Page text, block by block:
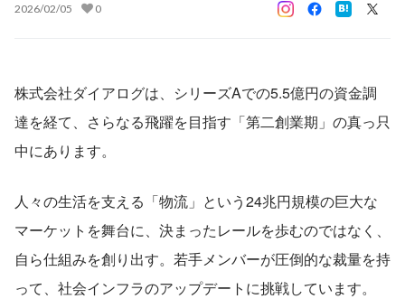
2026/02/05 0
株式会社ダイアログは、シリーズAでの5.5億円の資金調
達を経て、さらなる飛躍を目指す「第二創業期」の真っ只
中にあります。
人々の生活を支える「物流」という24兆円規模の巨大な
マーケットを舞台に、決まったレールを歩むのではなく、
自ら仕組みを創り出す。若手メンバーが圧倒的な裁量を持
って、社会インフラのアップデートに挑戦しています。